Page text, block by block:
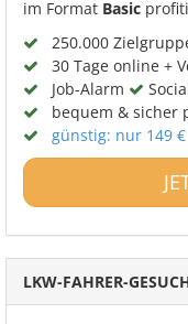
im Format Basic
250.000
30 Tage online +
Job-Alarm
bequem & sicher
günstig: nur 149
LKW-FAHRER-